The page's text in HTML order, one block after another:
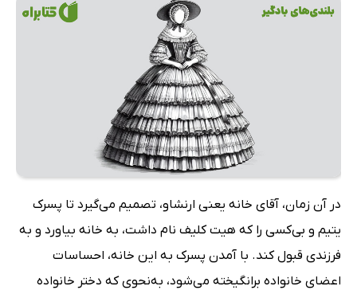
در آن زمان، آقای خانه یعنی ارنشاو، تصمیم می‌گیرد تا پسرک
یتیم و بی‌کسی را که هیت کلیف نام داشت، به خانه بیاورد و به
فرزندی قبول کند. با آمدن پسرک به این خانه، احساسات
اعضای خانواده برانگیخته می‌شود، به‌نحوی که دختر خانواده